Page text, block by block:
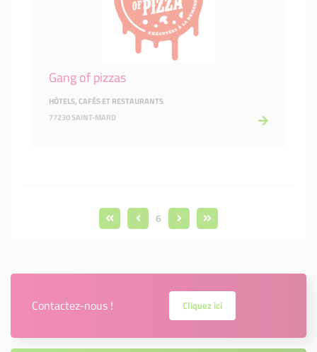
Gang of pizzas
HÔTELS, CAFÉS ET RESTAURANTS
77230 SAINT-MARD
6
Contactez-nous ! Cliquez ici